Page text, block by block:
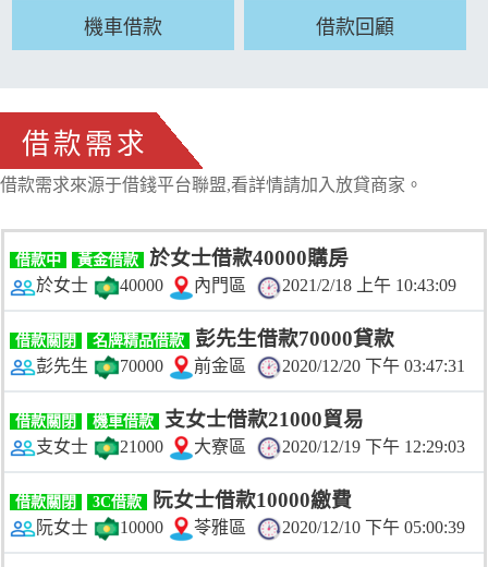
機車借款 借款回顧
借款需求
借款需求來源于借錢平台聯盟,看詳情請加入放貸商家。
借款中 黃金借款 於女士借款40000購房
於女士 40000 內門區 2021/2/18 上午 10:43:09
借款關閉 名牌精品借款 彭先生借款70000貸款
彭先生 70000 前金區 2020/12/20 下午 03:47:31
借款關閉 機車借款 支女士借款21000貿易
支女士 21000 大寮區 2020/12/19 下午 12:29:03
借款關閉 3C借款 阮女士借款10000繳費
阮女士 10000 苓雅區 2020/12/10 下午 05:00:39